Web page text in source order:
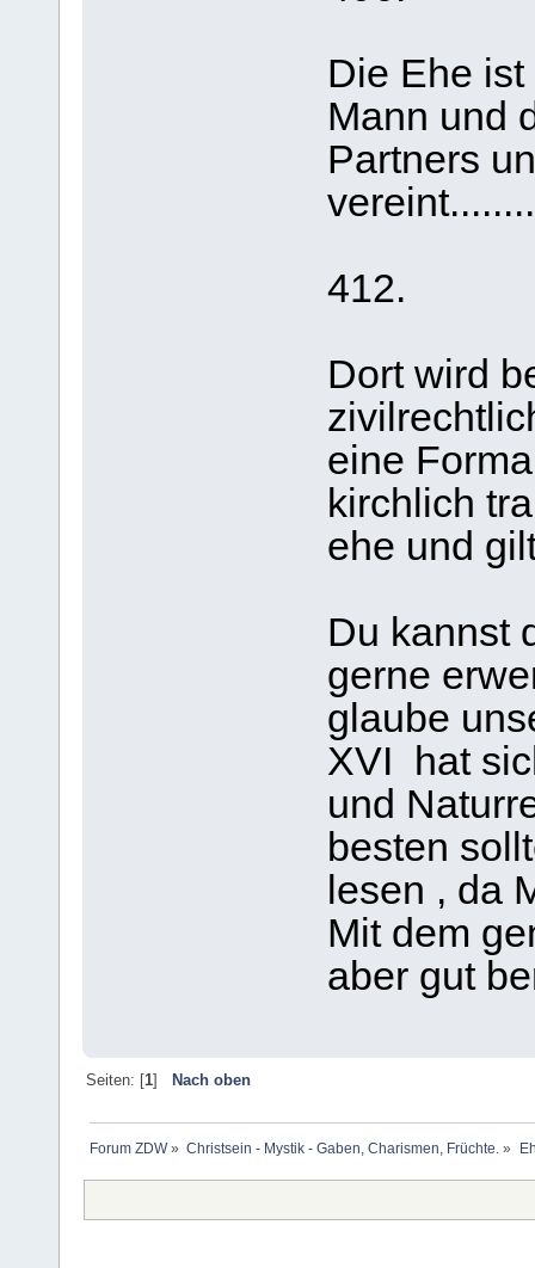
Die Ehe
Mann und
Partners
412.
Dort wird
eine
kirchlich
ehe und
Du kannst
gerne
glaube
XVI hat
und
besten
lesen , da
Mit dem
aber gut
Seiten: [1] Nach oben
Forum ZDW» Christsein - Mystik - Gaben, Charismen, Früchte. »